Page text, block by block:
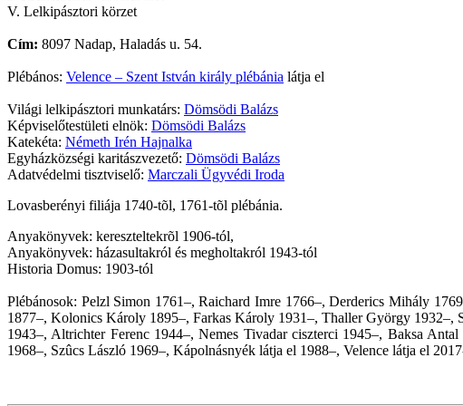
V. Lelkipásztori körzet
Cím: 8097 Nadap, Haladás u. 54.
Plébános: Velence – Szent István király plébánia látja el
Világi lelkipásztori munkatárs: Dömsödi Balázs
Képviselőtestületi elnök: Dömsödi Balázs
Katekéta: Németh Irén Hajnalka
Egyházközségi karitászvezető: Dömsödi Balázs
Adatvédelmi tisztviselő: Marczali Ügyvédi Iroda
Lovasberényi filiája 1740-tõl, 1761-tõl plébánia.
Anyakönyvek: kereszteltekrõl 1906-tól,
Anyakönyvek: házasultakról és megholtakról 1943-tól
Historia Domus: 1903-tól
Plébánosok: Pelzl Simon 1761–, Raichard Imre 1766–, Derderics Mihály
1877–, Kolonics Károly 1895–, Farkas Károly 1931–, Thaller György 1932–,
1943–, Altrichter Ferenc 1944–, Nemes Tivadar ciszterci 1945–, Baksa
1968–, Szûcs László 1969–, Kápolnásnyék látja el 1988–, Velence látja el